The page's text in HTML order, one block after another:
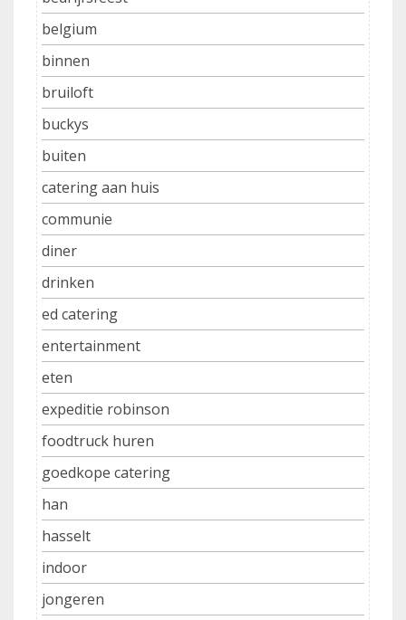
belgium
binnen
bruiloft
buckys
buiten
catering aan huis
communie
diner
drinken
ed catering
entertainment
eten
expeditie robinson
foodtruck huren
goedkope catering
han
hasselt
indoor
jongeren